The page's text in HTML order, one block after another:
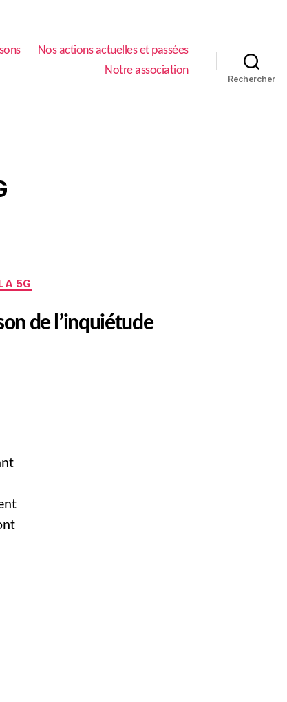
Nos actions actuelles et passées
Notre association
Rechercher
5G
de l’inquiétude